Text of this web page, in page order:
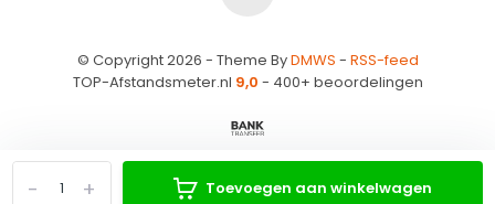
+
- Toevoegen aan winkelwagen
© Copyright 2026 - Theme ByDMWS - RSS-feed
TOP-Afstandsmeter.nl 9,0 - 400+ beoordelingen